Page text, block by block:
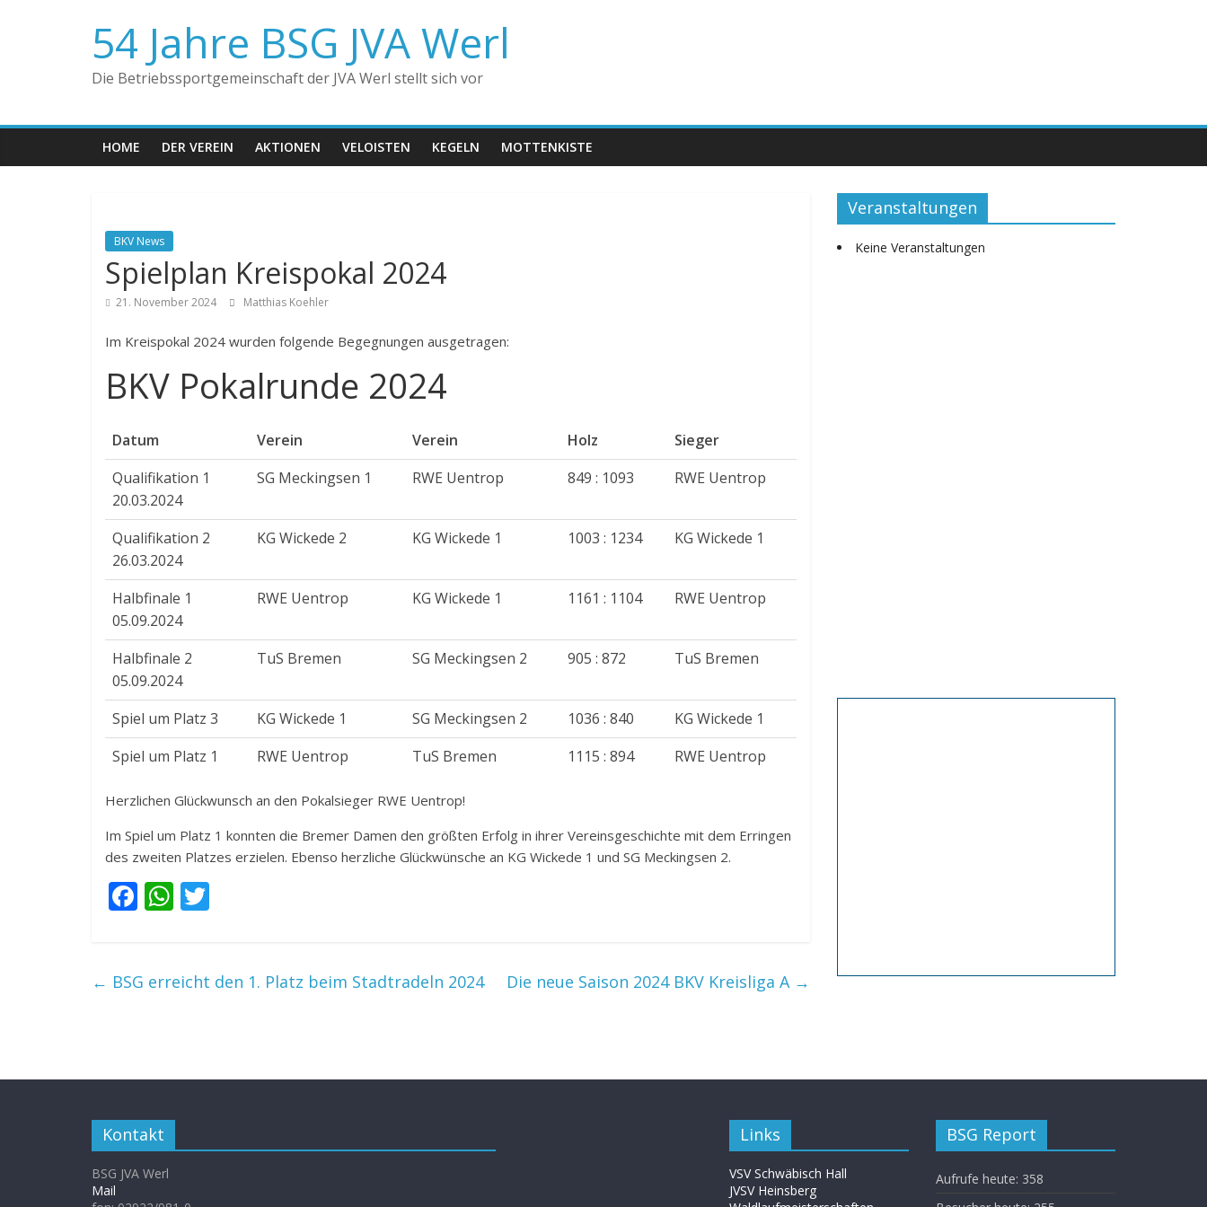
54 Jahre BSG JVA Werl
Die Betriebssportgemeinschaft der JVA Werl stellt sich vor
HOME DER VEREIN AKTIONEN VELOISTEN KEGELN MOTTENKISTE
BKV News
Spielplan Kreispokal 2024
21. November 2024 Matthias Koehler
Im Kreispokal 2024 wurden folgende Begegnungen ausgetragen:
BKV Pokalrunde 2024
Datum Verein Verein Holz
Sieger
Qualifikation 1
20.03.2024
SG Meckingsen 1 RWE Uentrop 849 : 1093 RWE Uentrop
Qualifikation 2
26.03.2024
KG Wickede 2 KG Wickede 1 1003 : 1234 KG Wickede 1
Halbfinale 1
05.09.2024
RWE Uentrop KG Wickede 1 1161 : 1104 RWE Uentrop
Halbfinale 2
05.09.2024
TuS Bremen SG Meckingsen 2 905 : 872 TuS Bremen
Spiel um Platz 3 KG Wickede 1 SG Meckingsen 2 1036 : 840
KG Wickede 1
Spiel um Platz 1
RWE Uentrop TuS Bremen 1115 : 894 RWE Uentrop
Herzlichen Glückwunsch an den Pokalsieger RWE Uentrop!
Im Spiel um Platz 1 konnten die Bremer Damen den größten Erfolg in ihrer Vereinsgeschichte mit dem Erringen
des zweiten Platzes erzielen. Ebenso herzliche Glückwünsche an KG Wickede 1 und SG Meckingsen 2.
F
b
W
s er
← BSG erreicht den 1. Platz beim Stadtradeln 2024 Die neue Saison 2024 BKV Kreisliga A →
Veranstaltungen
Keine Veranstaltungen
Kontakt
BSG JVA Werl
Mail
Links
VSV Schwäbisch Hall
JVSV Heinsberg
BSG Report
Aufrufe heute: 358